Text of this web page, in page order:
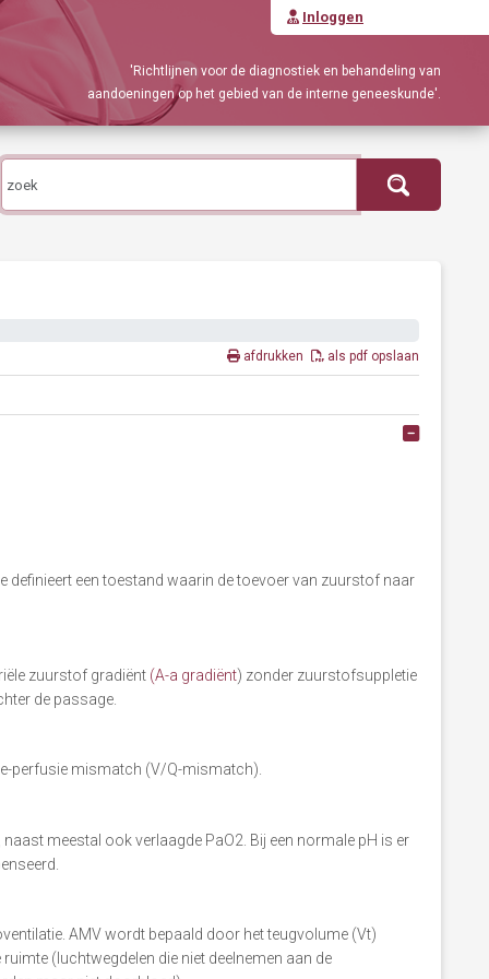
Inloggen
'Richtlijnen voor de diagnostiek en behandeling van
aandoeningen op het gebied van de interne geneeskunde'.
afdrukken als pdf opslaan
Alles
definieert een toestand waarin de toevoer van zuurstof naar
zuurstof gradiënt (A-a gradiënt) zonder zuurstofsuppletie
de passage.
perfusie mismatch (V/Q-mismatch).
meestal ook verlaagde PaO2. Bij een normale pH is er
AMV wordt bepaald door het teugvolume (Vt)
(luchtwegdelen die niet deelnemen aan de